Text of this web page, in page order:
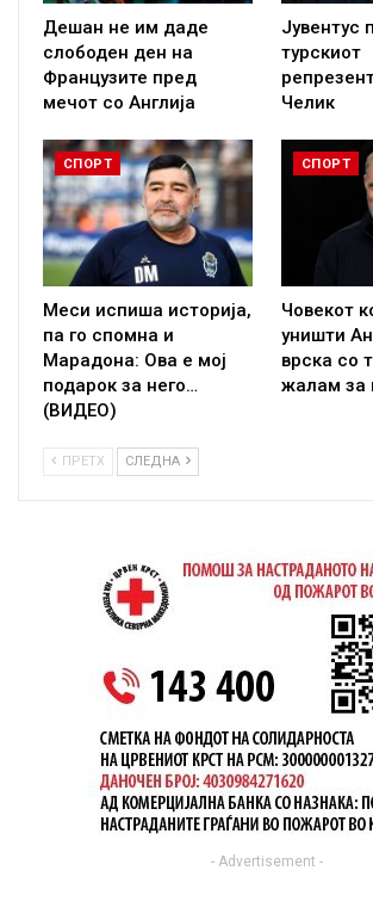
Дешан не им даде
слободен ден на
Французите пред
мечот со Англија
Јувентус
турскиот
Челик
СПОРТ
Меси испиша историја,
па го спомна и
Марадона: Ова е мој
подарок за него…
(ВИДЕО)
СПОРТ
Човекот
уништи
врска со
жалам за
ПРЕТХ СЛЕДНА
- Advertisement -